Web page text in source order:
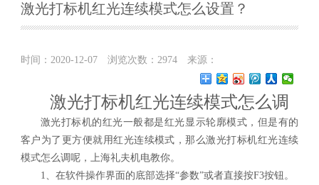
激光打标机红光连续模式怎么设置？
时间：2020-12-07 浏览次数：2974 来源：
激光打标机红光连续模式怎么调
激光打标机的红光一般都是红光显示轮廓模式，但是有的
客户为了更方便就用红光连续模式，那么激光打标机红光连续
模式怎么调呢，上海礼夫机电教你。
1、在软件操作界面的底部选择“参数”或者直接按F3按钮。